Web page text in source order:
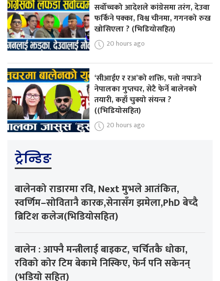
सर्वोच्चको आदेशले कांग्रेसमा तरंग, देउवा
फर्किने पक्का, विश्व चीनमा, गगनको रुख
खोसिएला ? (भिडियोसहित)
20 hours ago
‘सीआईए र रअ’को शक्ति, पत्तो नपाउने
नेपालका गुप्तचर, सेटै फेर्ने बालेनको
तयारी, कहाँ चुक्यो संयन्त्र ?
((भिडियोसहित)
20 hours ago
ट्रेन्डिङ
बालेनको राडारमा रवि, Next मुभले आतंकित,
स्वर्णिम–सोवितानै कारक,सेनासँग झमेला,PhD बेच्दै
ब्रिटिश कलेज(भिडियोसहित)
बालेन : आफ्नै मन्त्रीलाई बाइकट, चर्चितकै धोका,
रविको कोर टिम बेकामे निस्किए, फेर्न पनि सकेनन्
(भडियो सहित)